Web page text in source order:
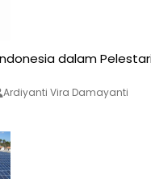
dalam
Ardiyanti Vira Damayanti